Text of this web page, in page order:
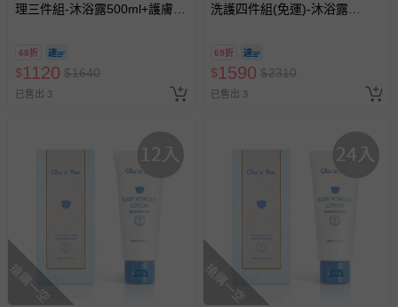
理三件組-沐浴露500ml+護膚霜
68折
$1120 $1640
已售出 3
洗護四件組(免運)-沐浴露
69折
$1590 $2310
已售出 3
搶購一空 搶購一空